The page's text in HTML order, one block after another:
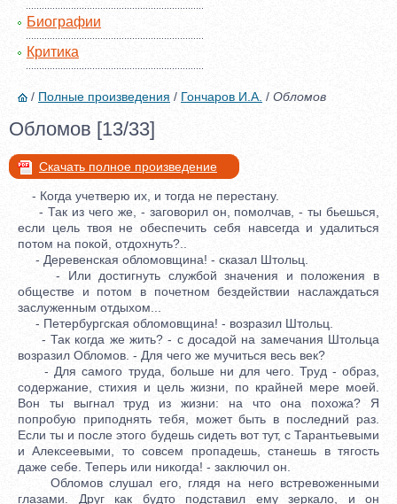
Биографии
Критика
/ Полные произведения / Гончаров И.А. / Обломов
Обломов [13/33]
Скачать полное произведение
- Когда учетверю их, и тогда не перестану.
- Так из чего же, - заговорил он, помолчав, - ты бьешься,
если цель твоя не обеспечить себя навсегда и удалиться
потом на покой, отдохнуть?..
- Деревенская обломовщина! - сказал Штольц.
- Или достигнуть службой значения и положения в
обществе и потом в почетном бездействии наслаждаться
заслуженным отдыхом...
- Петербургская обломовщина! - возразил Штольц.
- Так когда же жить? - с досадой на замечания Штольца
возразил Обломов. - Для чего же мучиться весь век?
- Для самого труда, больше ни для чего. Труд - образ,
содержание, стихия и цель жизни, по крайней мере моей.
Вон ты выгнал труд из жизни: на что она похожа? Я
попробую приподнять тебя, может быть в последний раз.
Если ты и после этого будешь сидеть вот тут, с Тарантьевыми
и Алексеевыми, то совсем пропадешь, станешь в тягость
даже себе. Теперь или никогда! - заключил он.
Обломов слушал его, глядя на него встревоженными
глазами. Друг как будто подставил ему зеркало, и он